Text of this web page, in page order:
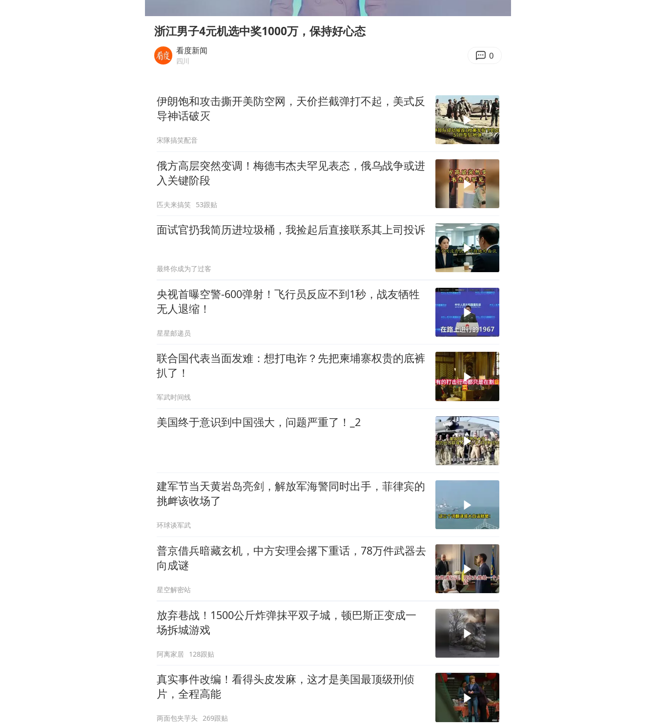
如何把百年大党建设得更加坚强有力
要给全体职工“应休尽休”的底气
浙江男子4元机选中奖1000万，保持好心态
看度新闻
四川 0
伊朗饱和攻击撕开美防空网，天价拦截弹打不起，美式反
导神话破灭
宋隊搞笑配音
俄方高层突然变调！梅德韦杰夫罕见表态，俄乌战争或进
入关键阶段
匹夫来搞笑 53跟贴
面试官扔我简历进垃圾桶，我捡起后直接联系其上司投诉
最终你成为了过客
央视首曝空警-600弹射！飞行员反应不到1秒，战友牺牲
无人退缩！
星星邮递员
联合国代表当面发难：想打电诈？先把柬埔寨权贵的底裤
扒了！
军武时间线
美国终于意识到中国强大，问题严重了！_2
建军节当天黄岩岛亮剑，解放军海警同时出手，菲律宾的
挑衅该收场了
环球谈军武
普京借兵暗藏玄机，中方安理会撂下重话，78万件武器去
向成谜
星空解密站
放弃巷战！1500公斤炸弹抹平双子城，顿巴斯正变成一
场拆城游戏
阿离家居 128跟贴
真实事件改编！看得头皮发麻，这才是美国最顶级刑侦
片，全程高能
两面包夹芋头 269跟贴